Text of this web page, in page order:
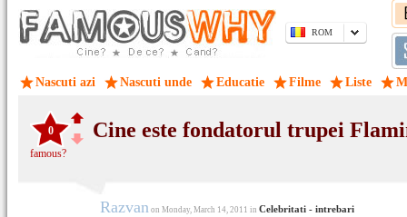
ROM
Nascuti azi Nascuti unde Educatie Filme Liste
0
famous?
Cine este fondatorul trupei
Razvan on Monday, March 14, 2011 in Celebritati - intrebari